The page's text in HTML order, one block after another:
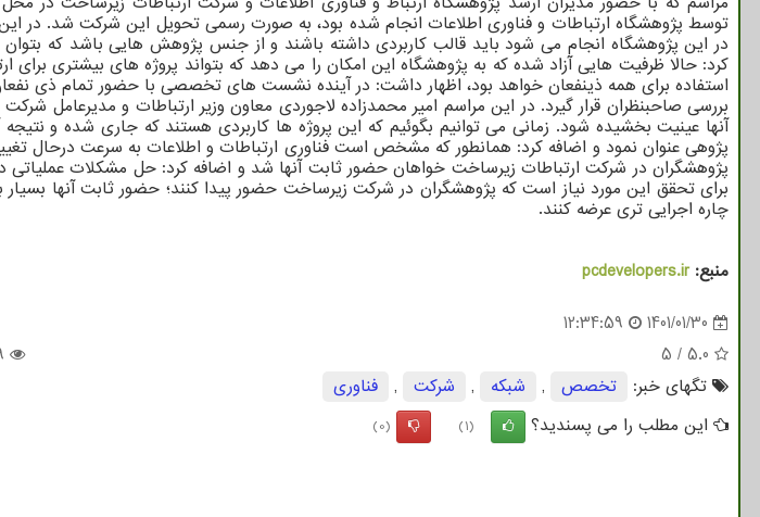
توسط پژوهشگاه ارتباطات و فناوری اطلاعات انجام شده بود، به صورت رسمی تحویل این شرکت شد. در
کرد: حالا ظرفیت هایی آزاد شده که به پژوهشگاه این امکان را می دهد که بتواند پروژه های بیشتری برای
بررسی صاحبنظران قرار گیرد. در این مراسم امیر محمدزاده لاجوردی معاون وزیر ارتباطات و مدیرعامل
آنها عینیت بخشیده شود. زمانی می توانیم بگوئیم که این پروژه ها کاربردی هستند که جاری شده و
پژوهی عنوان نمود و اضافه کرد: همانطور که مشخص است فناوری ارتباطات و اطلاعات به سرعت درحال
برای تحقق این مورد نیاز است که پژوهشگران در شرکت زیرساخت حضور پیدا کنند؛ حضور ثابت آنها
چاره اجرایی تری عرضه کنند.
منبع:pcdevelopers.ir
1401/01/30
12:34:59
5.0
/
5
تگهای خبر:
تخصص , شبكه , شركت ,
فناوری
این مطلب را می پسندید؟
(1)
(0)